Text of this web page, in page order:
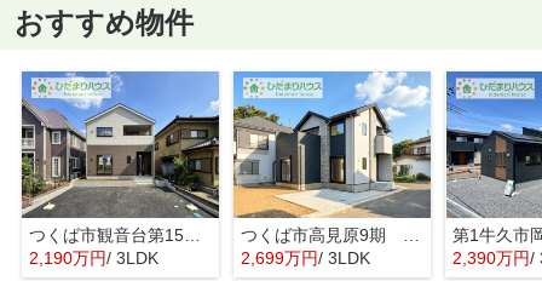
おすすめ物件
つくば市観音台第15 新築戸建
2,190万円/ 3LDK
つくば市高見原9期 新築戸建
2,699万円/ 3LDK 2,390万円/